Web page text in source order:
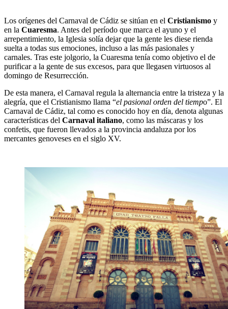
Los orígenes del Carnaval de Cádiz se sitúan en el Cristianismo y
en la Cuaresma. Antes del período que marca el ayuno y el
arrepentimiento, la Iglesia solía dejar que la gente les diese rienda
suelta a todas sus emociones, incluso a las más pasionales y
carnales. Tras este jolgorio, la Cuaresma tenía como objetivo el de
purificar a la gente de sus excesos, para que llegasen virtuosos al
domingo de Resurrección.
De esta manera, el Carnaval regula la alternancia entre la tristeza y la
alegría, que el Cristianismo llama “el pasional orden del tiempo”. El
Carnaval de Cádiz, tal como es conocido hoy en día, denota algunas
características del Carnaval italiano, como las máscaras y los
confetis, que fueron llevados a la provincia andaluza por los
mercantes genoveses en el siglo XV.